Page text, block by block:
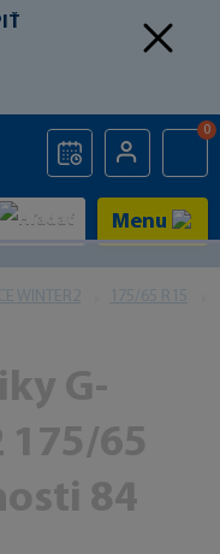
0
Menu
WINTER2
175/65 R15
G-
175/65
84